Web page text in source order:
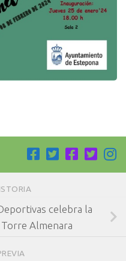
celebra la
Almenara